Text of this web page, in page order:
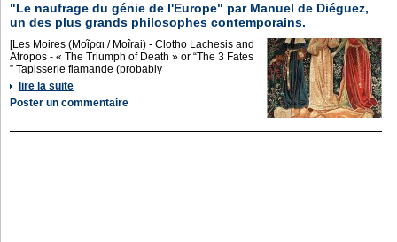
"Le naufrage du génie de l'Europe" par Manuel de Diéguez,
un des plus grands philosophes contemporains.
[Les Moires (Μοῖραι / Moîrai) - Clotho Lachesis and
Atropos - « The Triumph of Death » or “The 3 Fates
” Tapisserie flamande (probably
lire la suite
Poster un commentaire